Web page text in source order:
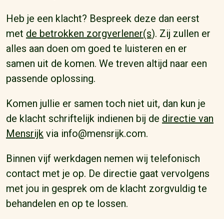
Heb je een klacht? Bespreek deze dan eerst
met de betrokken zorgverlener(s). Zij zullen er
alles aan doen om goed te luisteren en er
samen uit de komen. We treven altijd naar een
passende oplossing.
Komen jullie er samen toch niet uit, dan kun je
de klacht schriftelijk indienen bij de directie van
Mensrijk via info@mensrijk.com.
Binnen vijf werkdagen nemen wij telefonisch
contact met je op. De directie gaat vervolgens
met jou in gesprek om de klacht zorgvuldig te
behandelen en op te lossen.